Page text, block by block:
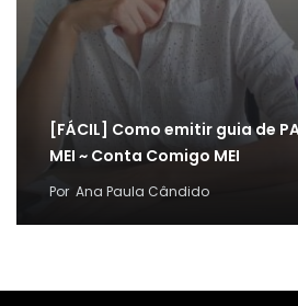
[FÁCIL] Como emitir guia de
MEI ~ Conta Comigo MEI
Por Ana Paula Cândido